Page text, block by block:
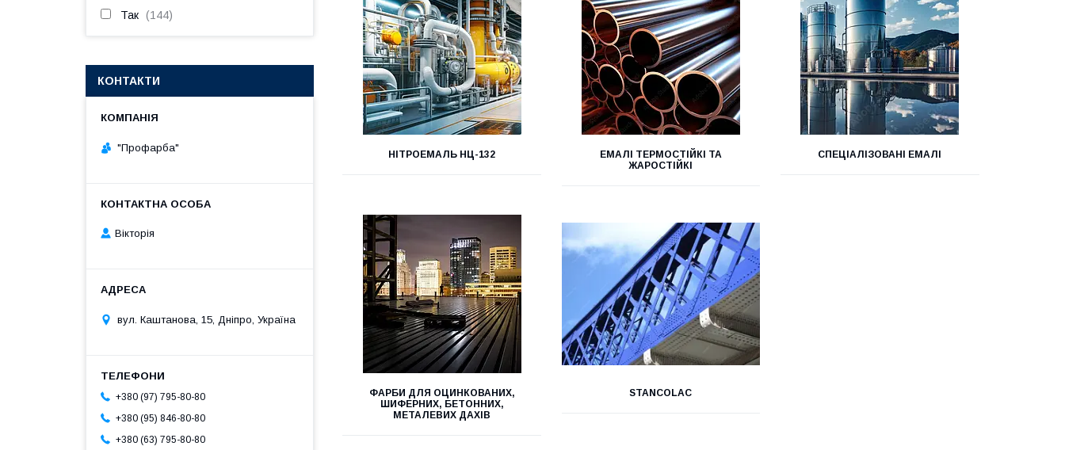
НІТРОЕМАЛЬ НЦ-132
ЕМАЛІ ТЕРМОСТІЙКІ ТА
ЖАРОСТІЙКІ
СПЕЦІАЛІЗОВАНІ ЕМАЛІ
ФАРБИ ДЛЯ ОЦИНКОВАНИХ,
ШИФЕРНИХ, БЕТОННИХ,
МЕТАЛЕВИХ ДАХІВ
STANCOLAC
Так 144
КОНТАКТИ
"Профарба"
Вікторія
вул. Каштанова, 15, Дніпро, Україна
+380 (97) 795-80-80
+380 (95) 846-80-80
+380 (63) 795-80-80